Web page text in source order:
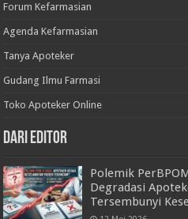
Forum Kefarmasian
Agenda Kefarmasian
Tanya Apoteker
Gudang Ilmu Farmasi
Toko Apoteker Online
Dari Editor
Polemik
Degradasi
Tersembunyi